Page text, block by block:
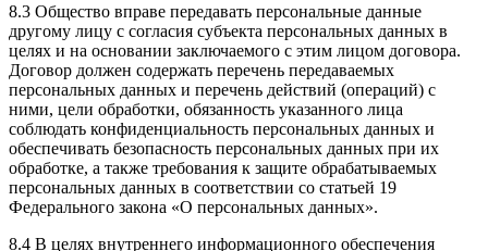
8.3 Общество вправе передавать персональные данные
другому лицу с согласия субъекта персональных данных в
целях и на основании заключаемого с этим лицом договора.
Договор должен содержать перечень передаваемых
персональных данных и перечень действий (операций) с
ними, цели обработки, обязанность указанного лица
соблюдать конфиденциальность персональных данных и
обеспечивать безопасность персональных данных при их
обработке, а также требования к защите обрабатываемых
персональных данных в соответствии со статьей 19
Федерального закона «О персональных данных».
8.4 В целях внутреннего информационного обеспечения